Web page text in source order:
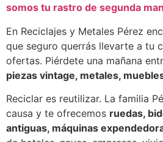
somos tu rastro de segunda
En Reciclajes y Metales Pérez
que seguro querrás llevarte a tu
ofertas. Piérdete una mañana
piezas vintage, metales,
Reciclar es reutilizar. La familia
causa y te ofrecemos ruedas,
antiguas, máquinas